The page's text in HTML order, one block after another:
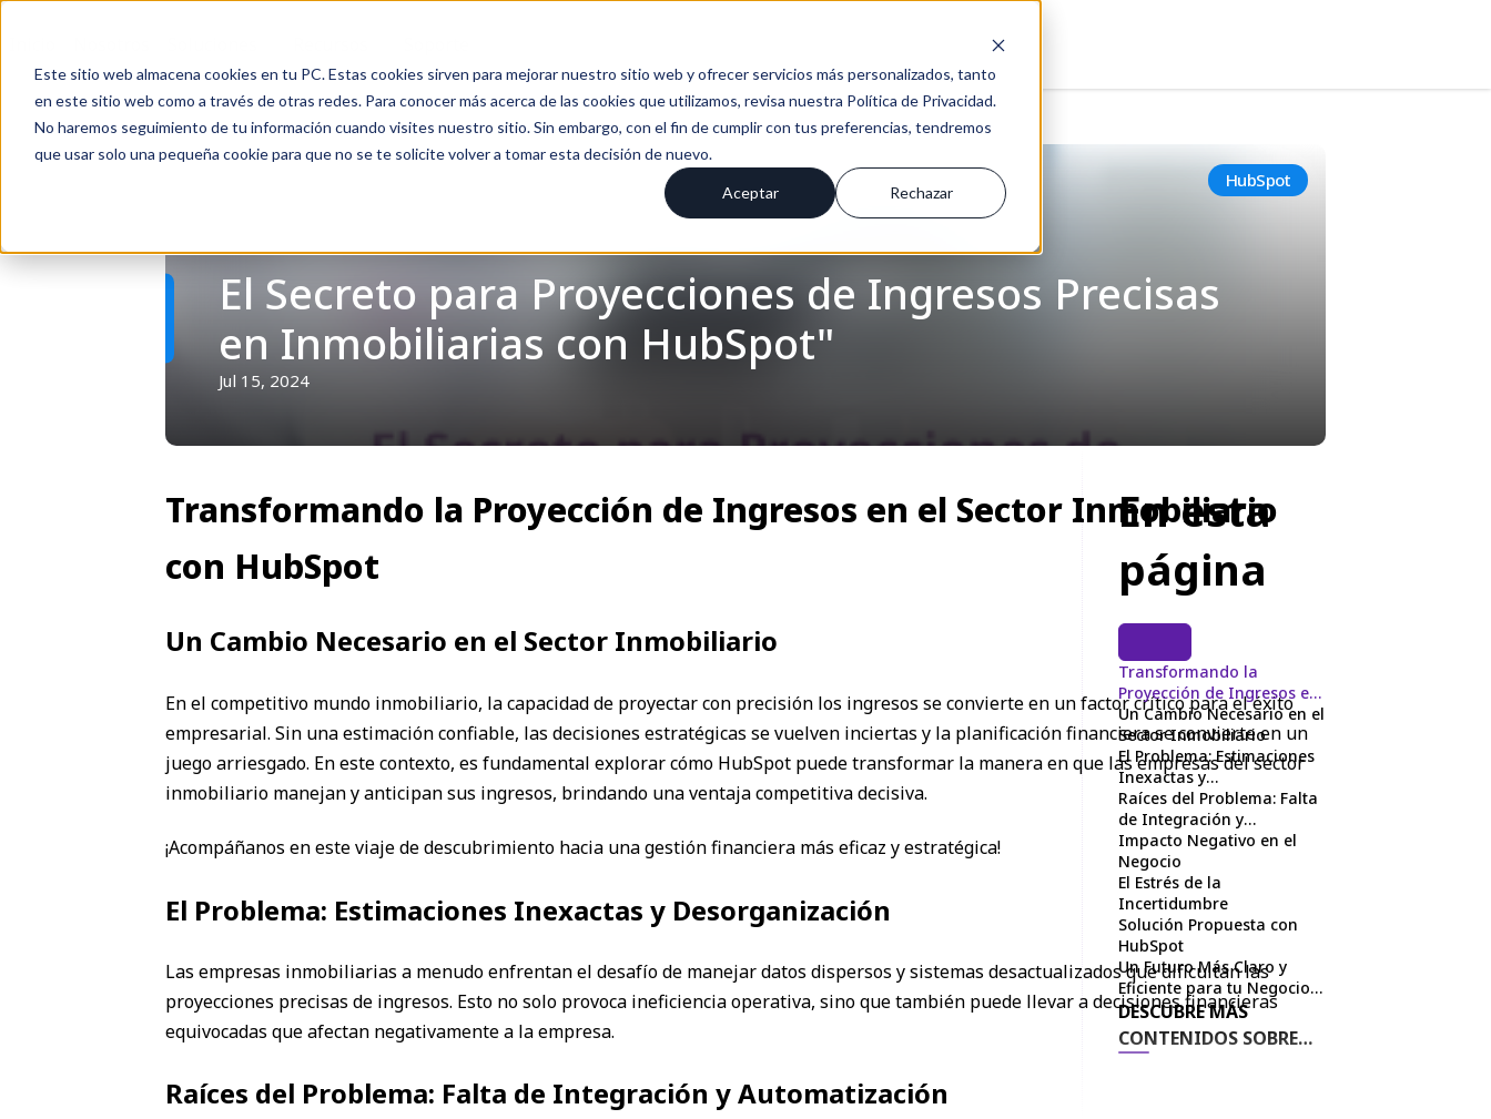
Este sitio web almacena cookies en tu PC. Estas cookies sirven para mejorar nuestro sitio web y ofrecer servicios más personalizados, tanto
en este sitio web como a través de otras redes. Para conocer más acerca de las cookies que utilizamos, revisa nuestra Política de Privacidad.
No haremos seguimiento de tu información cuando visites nuestro sitio. Sin embargo, con el fin de cumplir con tus preferencias, tendremos
que usar solo una pequeña cookie para que no se te solicite volver a tomar esta decisión de nuevo.
Aceptar Rechazar
HubSpot
El Secreto para Proyecciones de Ingresos Precisas
en Inmobiliarias con HubSpot"
Jul 15, 2024
Transformando la Proyección de Ingresos en el Sector Inmobiliario
con HubSpot
Un Cambio Necesario en el Sector Inmobiliario
En el competitivo mundo inmobiliario, la capacidad de proyectar con precisión los ingresos se convierte en un factor crítico para el éxito
empresarial. Sin una estimación confiable, las decisiones estratégicas se vuelven inciertas y la planificación financiera se convierte en un
juego arriesgado. En este contexto, es fundamental explorar cómo HubSpot puede transformar la manera en que las empresas del sector
inmobiliario manejan y anticipan sus ingresos, brindando una ventaja competitiva decisiva.
¡Acompáñanos en este viaje de descubrimiento hacia una gestión financiera más eficaz y estratégica!
El Problema: Estimaciones Inexactas y Desorganización
Las empresas inmobiliarias a menudo enfrentan el desafío de manejar datos dispersos y sistemas desactualizados que dificultan las
proyecciones precisas de ingresos. Esto no solo provoca ineficiencia operativa, sino que también puede llevar a decisiones financieras
equivocadas que afectan negativamente a la empresa.
Raíces del Problema: Falta de Integración y Automatización
En esta
página
Transformando la
Proyección de Ingresos en
el Sector Inmobiliario con
HubSpot
Un Cambio Necesario en el
Sector Inmobiliario
El Problema: Estimaciones
Inexactas y
Desorganización
Raíces del Problema: Falta
de Integración y
Automatización
Impacto Negativo en el
Negocio
El Estrés de la
Incertidumbre
Solución Propuesta con
HubSpot
Un Futuro Más Claro y
Eficiente para tu Negocio
Inmobiliario
DESCUBRE MÁS
CONTENIDOS SOBRE